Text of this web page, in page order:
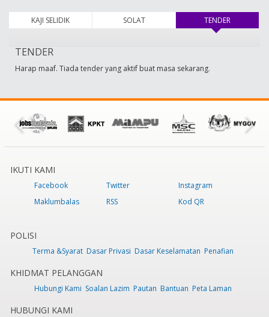
KAJI SELIDIK SOLAT TENDER
TENDER
Harap maaf. Tiada tender yang aktif buat masa sekarang.
IKUTI KAMI
Facebook Twitter
Instagram
Maklumbalas
RSS Kod QR
POLISI
Terma &Syarat Dasar Privasi Dasar Keselamatan Penafian
KHIDMAT PELANGGAN
Hubungi Kami Soalan Lazim Pautan Bantuan Peta Laman
HUBUNGI KAMI